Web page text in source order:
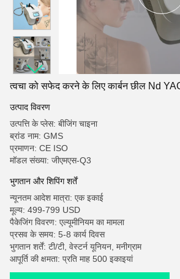
त्वचा को सफेद करने के लिए कार्बन छील Nd
उत्पाद विवरण
उत्पत्ति के प्लेस: बीजिंग चाइना
ब्रांड नाम: GMS
प्रमाणन: CE ISO
मॉडल संख्या: जीएमएस-Q3
भुगतान और शिपिंग शर्तें
न्यूनतम आदेश मात्रा: एक इकाई
मूल्य: 499-799 USD
पैकेजिंग विवरण: एल्यूमीनियम का मामला
प्रसव के समय: 5-8 कार्य दिवस
भुगतान शर्तें: टी/टी, वेस्टर्न यूनियन, मनीग्राम
आपूर्ति की क्षमता: प्रति माह 500 इकाइयां